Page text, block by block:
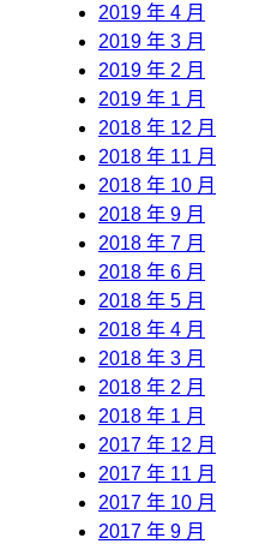
2019 年 4 月
2019 年 3 月
2019 年 2 月
2019 年 1 月
2018 年 12 月
2018 年 11 月
2018 年 10 月
2018 年 9 月
2018 年 7 月
2018 年 6 月
2018 年 5 月
2018 年 4 月
2018 年 3 月
2018 年 2 月
2018 年 1 月
2017 年 12 月
2017 年 11 月
2017 年 10 月
2017 年 9 月